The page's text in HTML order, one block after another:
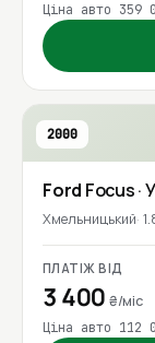
Ціна авто 359
2000
Ford Focus·
Хмельницький
ПЛАТІЖ ВІД
3 400₴/міс
Ціна авто 112